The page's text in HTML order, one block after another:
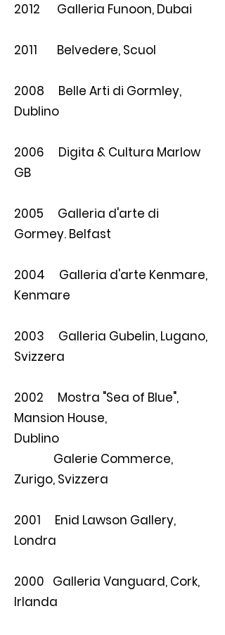
2012 Galleria Funoon, Dubai
2011 Belvedere, Scuol
2008 Belle Arti di Gormley,
Dublino
2006 Digita & Cultura Marlow
GB
2005 Galleria d'arte di
Gormey. Belfast
2004 Galleria d'arte Kenmare,
Kenmare
2003 Galleria Gubelin, Lugano,
Svizzera
2002 Mostra "Sea of Blue",
Mansion House,
Dublino
Galerie Commerce,
Zurigo, Svizzera
2001 Enid Lawson Gallery,
Londra
2000 Galleria Vanguard, Cork,
Irlanda